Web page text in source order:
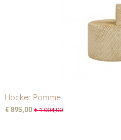
Hocker Pomme
€ 895,00 € 1.004,00